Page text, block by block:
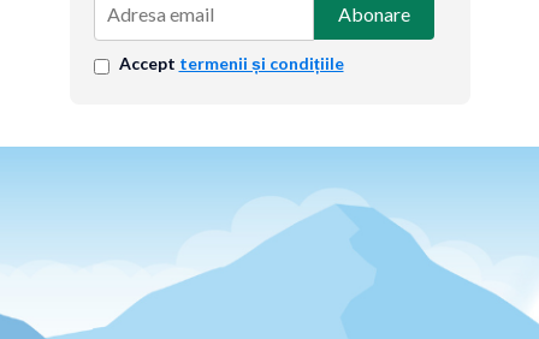
Abonare
Accept termenii și condițiile